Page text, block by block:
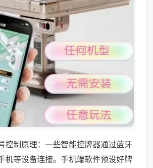
控制原理：一些智能控牌器通过蓝牙
机等设备连接。手机端软件预设好牌